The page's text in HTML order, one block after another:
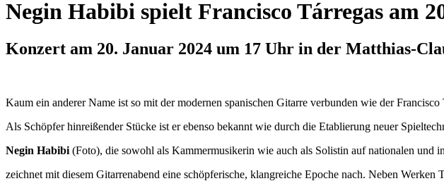
Negin Habibi spielt Francisco Tárregas am
Konzert am 20. Januar 2024 um 17 Uhr in der Matthias-
Kaum ein anderer Name ist so mit der modernen spanischen Gitarre verbunden wie der Francisco
Als Schöpfer hinreißender Stücke ist er ebenso bekannt wie durch die Etablierung neuer
Negin Habibi (Foto), die sowohl als Kammermusikerin wie auch als Solistin auf nationalen und
zeichnet mit diesem Gitarrenabend eine schöpferische, klangreiche Epoche nach. Neben Werken